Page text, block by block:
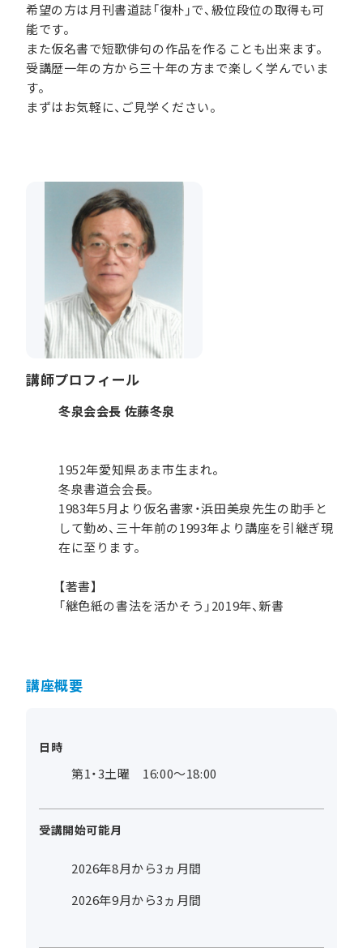
希望の方は月刊書道誌「復朴」で、級位段位の取得も可
能です。
また仮名書で短歌俳句の作品を作ることも出来ます。
受講歴一年の方から三十年の方まで楽しく学んでいま
す。
まずはお気軽に、ご見学ください。
講師プロフィール
冬泉会会長 佐藤冬泉
1952年愛知県あま市生まれ。
冬泉書道会会長。
1983年5月より仮名書家・浜田美泉先生の助手と
して勤め、三十年前の1993年より講座を引継ぎ現
在に至ります。
【著書】
「継色紙の書法を活かそう」2019年、新書
講座概要
日時
第1・3土曜 16:00～18:00
受講開始可能月
2026年8月から3ヵ月間
2026年9月から3ヵ月間